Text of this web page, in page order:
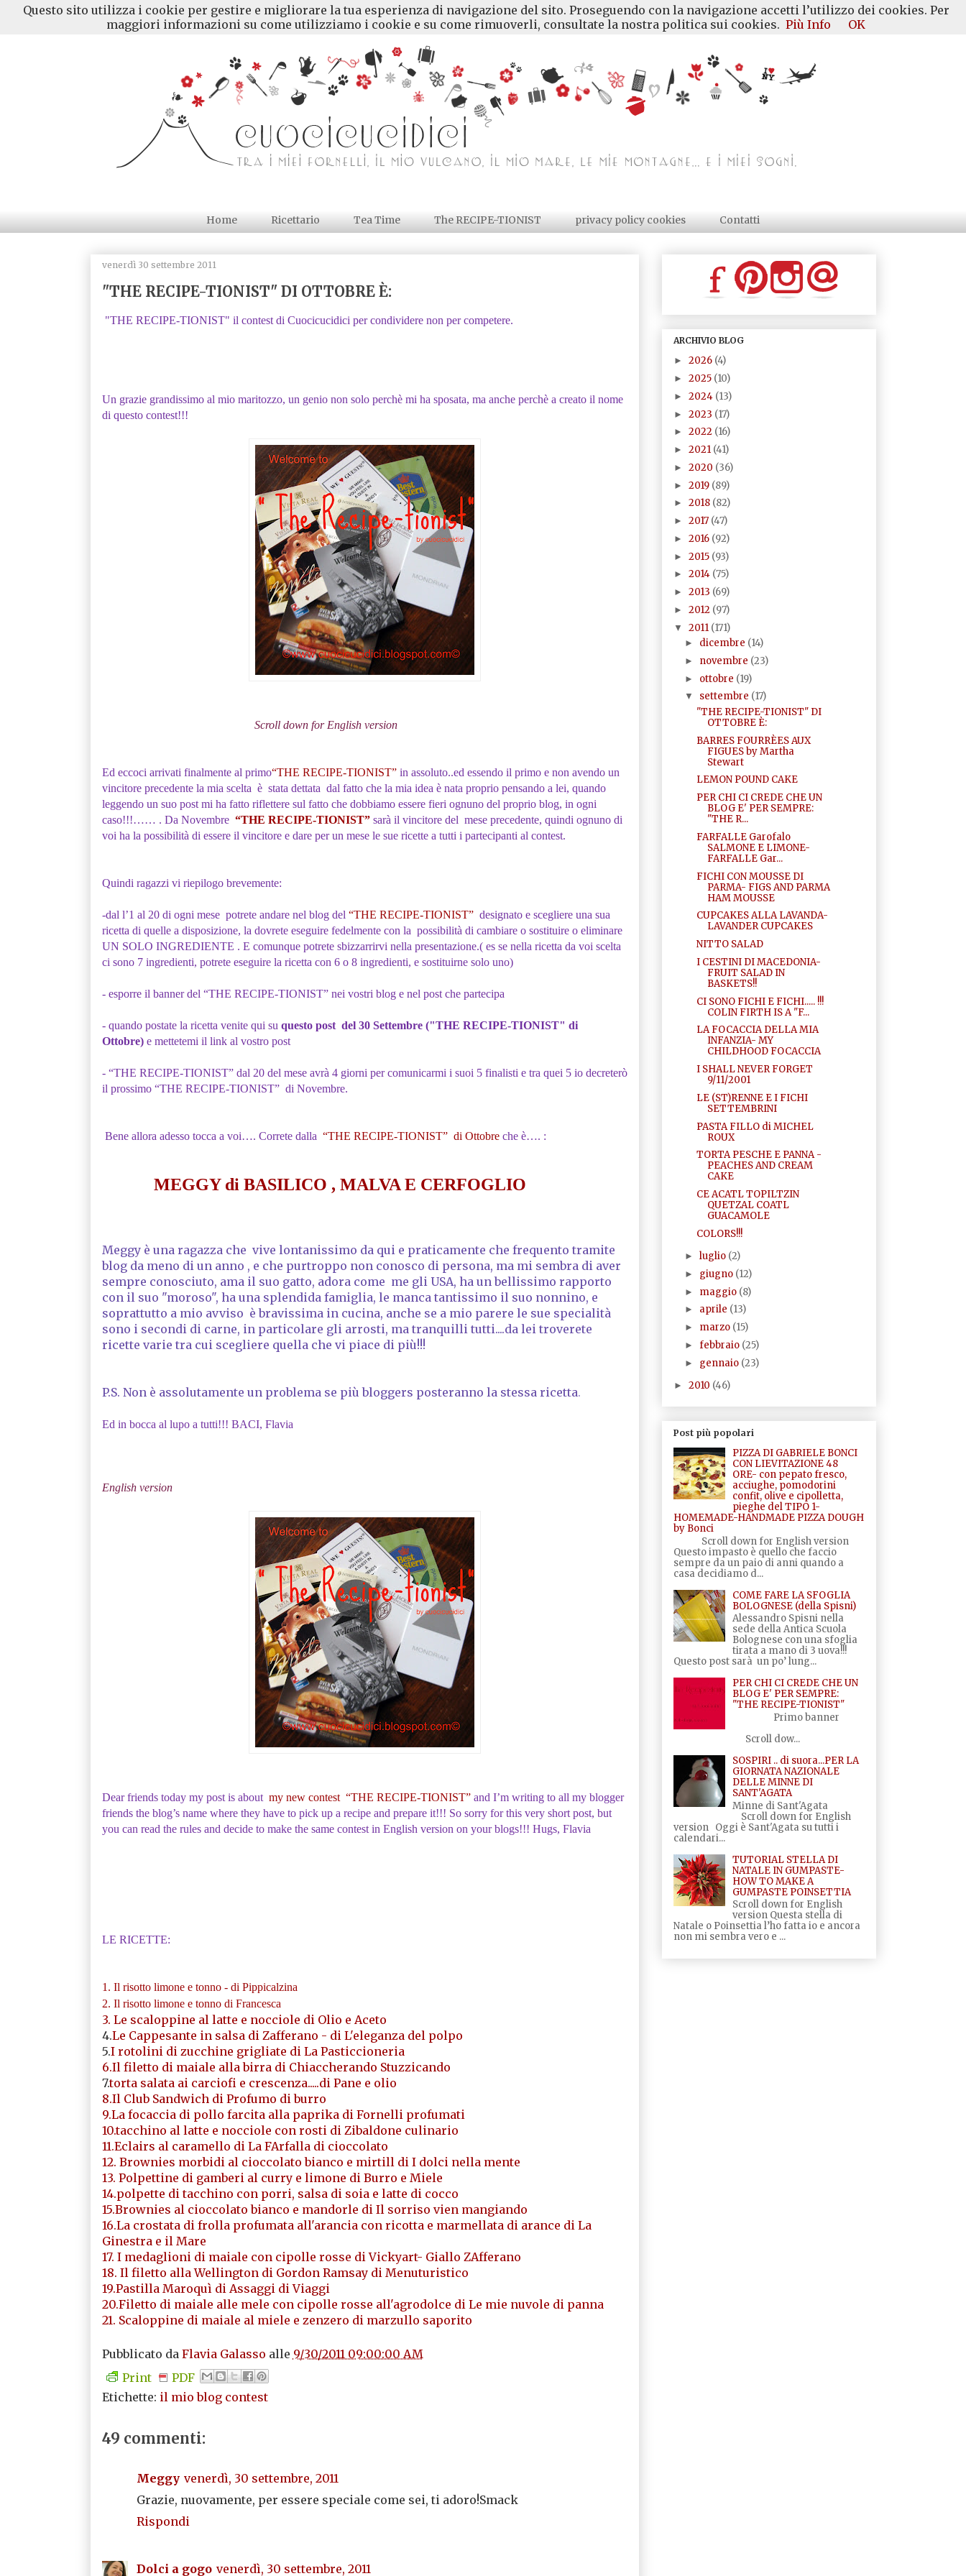
Home Ricettario Tea Time The RECIPE-TIONIST privacy policy cookies Contatti
venerdì 30 settembre 2011
"THE RECIPE-TIONIST" DI OTTOBRE È:
"THE RECIPE-TIONIST" il contest di Cuocicucidici per condividere non per competere.
Un grazie grandissimo al mio maritozzo, un genio non solo perchè mi ha sposata, ma anche perchè a creato il nome
di questo contest!!!
Scroll down for English version
Ed eccoci arrivati finalmente al primo“THE RECIPE-TIONIST”in assoluto..ed essendo il primo e non avendo un
vincitore precedente la mia scelta è stata dettata dal fatto che la mia idea è nata proprio pensando a lei, quando
leggendo un suo post mi ha fatto riflettere sul fatto che dobbiamo essere fieri ognuno del proprio blog, in ogni
caso!!!…… . Da Novembre “THE RECIPE-TIONIST”sarà il vincitore del mese precedente, quindi ognuno di
voi ha la possibilità di essere il vincitore e dare per un mese le sue ricette a tutti i partecipanti al contest.
Quindi ragazzi vi riepilogo brevemente:
-dal l’1 al 20 di ogni mese potrete andare nel blog del “THE RECIPE-TIONIST”designato e scegliere una sua
ricetta di quelle a disposizione, la dovrete eseguire fedelmente con la possibilità di cambiare o sostituire o eliminare
UN SOLO INGREDIENTE . E comunque potrete sbizzarrirvi nella presentazione.( es se nella ricetta da voi scelta
ci sono 7 ingredienti, potrete eseguire la ricetta con 6 o 8 ingredienti, e sostituirne solo uno)
- esporre il banner del “THE RECIPE-TIONIST” nei vostri blog e nel post che partecipa
- quando postate la ricetta venite qui su questo post del 30 Settembre ("THE RECIPE-TIONIST" di
Ottobre) e mettetemi il link al vostro post
- “THE RECIPE-TIONIST” dal 20 del mese avrà 4 giorni per comunicarmi i suoi 5 finalisti e tra quei 5 io decreterò
il prossimo “THE RECIPE-TIONIST” di Novembre.
Bene allora adesso tocca a voi…. Correte dalla “THE RECIPE-TIONIST” di Ottobre che è…. :
MEGGY di BASILICO , MALVA E CERFOGLIO
Meggy è una ragazza che vive lontanissimo da qui e praticamente che frequento tramite
blog da meno di un anno , e che purtroppo non conosco di persona, ma mi sembra di aver
sempre conosciuto, ama il suo gatto, adora come me gli USA, ha un bellissimo rapporto
con il suo "moroso", ha una splendida famiglia, le manca tantissimo il suo nonnino, e
soprattutto a mio avviso è bravissima in cucina, anche se a mio parere le sue specialità
sono i secondi di carne, in particolare gli arrosti, ma tranquilli tutti....da lei troverete
ricette varie tra cui scegliere quella che vi piace di più!!!
P.S. Non è assolutamente un problema se più bloggers posteranno la stessa ricetta.
Ed in bocca al lupo a tutti!!! BACI, Flavia
English version
Dear friends today my post is about my new contest “THE RECIPE-TIONIST”and I’m writing to all my blogger
friends the blog’s name where they have to pick up a recipe and prepare it!!! So sorry for this very short post, but
you can read the rules and decide to make the same contest in English version on your blogs!!! Hugs, Flavia
LE RICETTE:
1. Il risotto limone e tonno - di Pippicalzina
2. Il risotto limone e tonno di Francesca
3. Le scaloppine al latte e nocciole di Olio e Aceto
4.Le Cappesante in salsa di Zafferano - di L'eleganza del polpo
5.I rotolini di zucchine grigliate di La Pasticcioneria
6.Il filetto di maiale alla birra di Chiaccherando Stuzzicando
7.torta salata ai carciofi e crescenza.....di Pane e olio
8.Il Club Sandwich di Profumo di burro
9.La focaccia di pollo farcita alla paprika di Fornelli profumati
10.tacchino al latte e nocciole con rosti di Zibaldone culinario
11.Eclairs al caramello di La FArfalla di cioccolato
12. Brownies morbidi al cioccolato bianco e mirtill di I dolci nella mente
13. Polpettine di gamberi al curry e limone di Burro e Miele
14.polpette di tacchino con porri, salsa di soia e latte di cocco
15.Brownies al cioccolato bianco e mandorle di Il sorriso vien mangiando
16.La crostata di frolla profumata all'arancia con ricotta e marmellata di arance di La
Ginestra e il Mare
17. I medaglioni di maiale con cipolle rosse di Vickyart- Giallo ZAfferano
18. Il filetto alla Wellington di Gordon Ramsay di Menuturistico
19.Pastilla Maroquì di Assaggi di Viaggi
20.Filetto di maiale alle mele con cipolle rosse all'agrodolce di Le mie nuvole di panna
21. Scaloppine di maiale al miele e zenzero di marzullo saporito
Pubblicato da Flavia Galasso alle 9/30/2011 09:00:00 AM
Print
PDF
Etichette: il mio blog contest
49 commenti:
Meggy venerdì, 30 settembre, 2011
Grazie, nuovamente, per essere speciale come sei, ti adoro!Smack
Rispondi
Dolci a gogo venerdì, 30 settembre, 2011
ARCHIVIO BLOG
► 2026 (4)
► 2025 (10)
► 2024 (13)
► 2023 (17)
► 2022 (16)
► 2021 (41)
► 2020 (36)
► 2019 (89)
► 2018 (82)
► 2017 (47)
► 2016 (92)
► 2015 (93)
► 2014 (75)
► 2013 (69)
► 2012 (97)
▼ 2011 (171)
► dicembre (14)
► novembre (23)
► ottobre (19)
▼ settembre (17)
"THE RECIPE-TIONIST" DI
OTTOBRE È:
BARRES FOURRÈES AUX
FIGUES by Martha
Stewart
LEMON POUND CAKE
PER CHI CI CREDE CHE UN
BLOG E' PER SEMPRE:
"THE R...
FARFALLE Garofalo
SALMONE E LIMONE-
FARFALLE Gar...
FICHI CON MOUSSE DI
PARMA- FIGS AND PARMA
HAM MOUSSE
CUPCAKES ALLA LAVANDA-
LAVANDER CUPCAKES
NITTO SALAD
I CESTINI DI MACEDONIA-
FRUIT SALAD IN
BASKETS!!
CI SONO FICHI E FICHI..... !!!
COLIN FIRTH IS A "F...
LA FOCACCIA DELLA MIA
INFANZIA- MY
CHILDHOOD FOCACCIA
I SHALL NEVER FORGET
9/11/2001
LE (ST)RENNE E I FICHI
SETTEMBRINI
PASTA FILLO di MICHEL
ROUX
TORTA PESCHE E PANNA -
PEACHES AND CREAM
CAKE
CE ACATL TOPILTZIN
QUETZAL COATL
GUACAMOLE
COLORS!!!
►luglio (2)
► giugno (12)
► maggio (8)
► aprile (13)
► marzo (15)
►febbraio (25)
► gennaio (23)
► 2010 (46)
Post più popolari
PIZZA DI GABRIELE BONCI
CON LIEVITAZIONE 48
ORE- con pepato fresco,
acciughe, pomodorini
confit, olive e cipolletta,
pieghe del TIPO 1-
HOMEMADE-HANDMADE PIZZA DOUGH
by Bonci
Scroll down for English version
Questo impasto è quello che faccio
sempre da un paio di anni quando a
casa decidiamo d...
COME FARE LA SFOGLIA
BOLOGNESE (della Spisni)
Alessandro Spisni nella
sede della Antica Scuola
Bolognese con una sfoglia
tirata a mano di 3 uova!!!
Questo post sarà un po’ lung...
PER CHI CI CREDE CHE UN
BLOG E' PER SEMPRE:
"THE RECIPE-TIONIST"
Primo banner
Scroll dow...
SOSPIRI .. di suora...PER LA
GIORNATA NAZIONALE
DELLE MINNE DI
SANT'AGATA
Minne di Sant'Agata
Scroll down for English
version Oggi è Sant'Agata su tutti i
calendari...
TUTORIAL STELLA DI
NATALE IN GUMPASTE-
HOW TO MAKE A
GUMPASTE POINSETTIA
Scroll down for English
version Questa stella di
Natale o Poinsettia l’ho fatta io e ancora
non mi sembra vero e ...
Questo sito utilizza i cookie per gestire e migliorare la tua esperienza di navigazione del sito. Proseguendo con la navigazione accetti l’utilizzo dei cookies. Per
maggiori informazioni su come utilizziamo i cookie e su come rimuoverli, consultate la nostra politica sui cookies. Più Info OK